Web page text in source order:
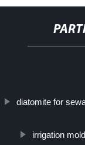
diatomite for
irrigation mold